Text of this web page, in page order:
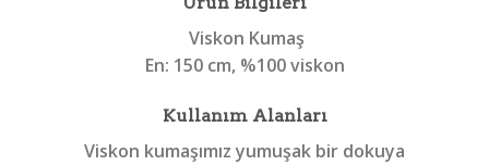
Viskon Kumaş
En: 150 cm, %100 viskon
Kullanım Alanları
Viskon kumaşımız yumuşak bir dokuya